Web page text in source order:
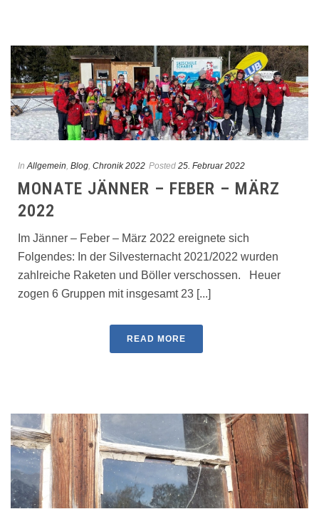
In Allgemein, Blog, Chronik 2022 Posted 25. Februar 2022
MONATE JÄNNER – FEBER – MÄRZ
2022
Im Jänner – Feber – März 2022 ereignete sich
Folgendes: In der Silvesternacht 2021/2022 wurden
zahlreiche Raketen und Böller verschossen. Heuer
zogen 6 Gruppen mit insgesamt 23 [...]
READ MORE